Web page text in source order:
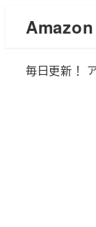
Amazon
毎日更新！